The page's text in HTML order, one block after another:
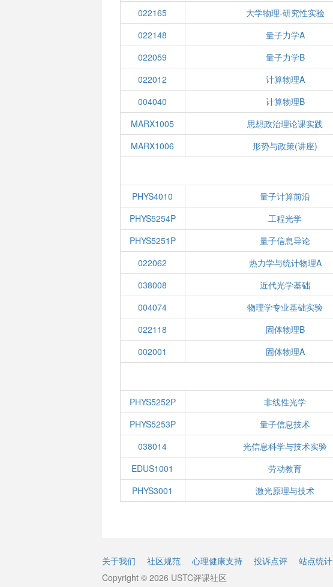
022165
大学物理-研究性实验
022148
量子力学A
022059
量子力学B
022012
计算物理A
004040
计算物理B
MARX1005
思想政治理论课实践
MARX1006
形势与政策(讲座)
PHYS4010 量子计算前沿
PHYS5254P
工程光学
PHYS5251P
量子信息导论
022062
热力学与统计物理A
038008
近代光学基础
004074
物理学专业基础实验
022118
固体物理B
002001
固体物理A
PHYS5252P 非线性光学
PHYS5253P
量子信息技术
038014
光信息科学与技术实验
EDUS1001
劳动教育
PHYS3001
激光原理与技术
关于我们 社区规范 心理健康支持 投诉点评 站点统计
Copyright © 2026 USTC评课社区